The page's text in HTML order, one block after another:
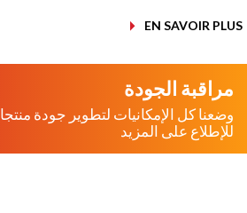
EN SAVOIR
مراقبة الجودة
وضعنا كل الإمكانيات لتطوير جودة منتجاتنا
للإطلاع على المزيد